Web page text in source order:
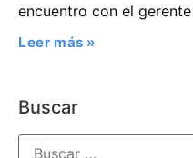
encuentro con el
Leer más »
Buscar